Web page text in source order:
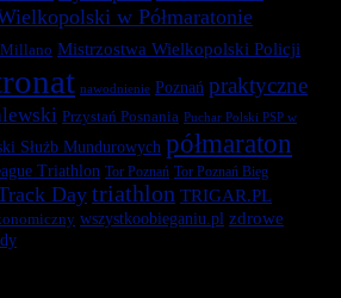
w Półmaratonie
Millano Mistrzostwa Wielkopolski Policji
nawodnienie Poznań praktyczne
Przystań Posnania Puchar Polski PSP w
Służb Mundurowych półmaraton
Triathlon Tor Poznań Tor Poznań Bieg
Day triathlon TRIGAR.PL
wszystkoobieganiu.pl zdrowe